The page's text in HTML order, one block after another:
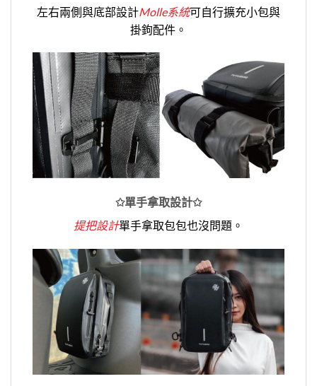
左右兩側與底部設計Molle系統可自行擴充小包與
掛鉤配件。
✩單手拿取設計✩
提把設計單手拿取包包也沒問題。